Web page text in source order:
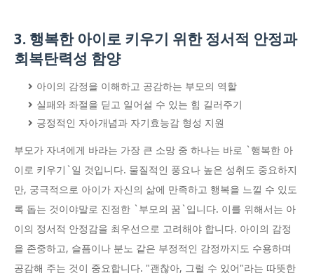
3. 행복한 아이로 키우기 위한 정서적 안정과
회복탄력성 함양
아이의 감정을 이해하고 공감하는 부모의 역할
실패와 좌절을 딛고 일어설 수 있는 힘 길러주기
긍정적인 자아개념과 자기효능감 형성 지원
부모가 자녀에게 바라는 가장 큰 소망 중 하나는 바로 `행복한 아
이로 키우기`일 것입니다. 물질적인 풍요나 높은 성취도 중요하지
만, 궁극적으로 아이가 자신의 삶에 만족하고 행복을 느낄 수 있도
록 돕는 것이야말로 진정한 `부모의 꿈`입니다. 이를 위해서는 아
이의 정서적 안정감을 최우선으로 고려해야 합니다. 아이의 감정
을 존중하고, 슬픔이나 분노 같은 부정적인 감정까지도 수용하며
공감해 주는 것이 중요합니다. "괜찮아, 그럴 수 있어"라는 따뜻한